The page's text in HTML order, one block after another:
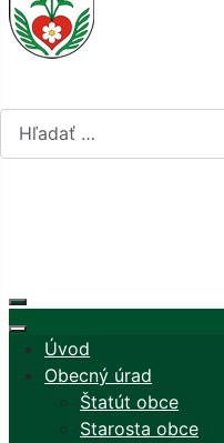
Úvod
Obecný úrad
Štatút obce
Starosta obce